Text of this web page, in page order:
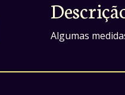
Algumas